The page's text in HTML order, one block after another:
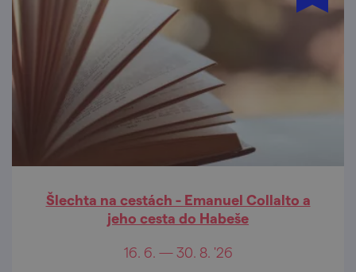
Šlechta na cestách - Emanuel Collalto a
jeho cesta do Habeše
16. 6. — 30. 8. '26